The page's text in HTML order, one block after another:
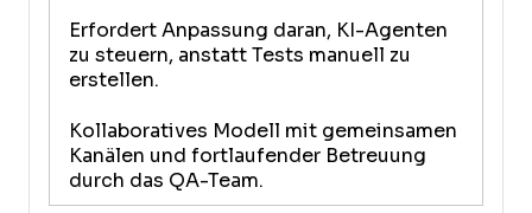
Erfordert Anpassung daran, KI-Agenten
zu steuern, anstatt Tests manuell zu
erstellen.
Kollaboratives Modell mit gemeinsamen
Kanälen und fortlaufender Betreuung
durch das QA-Team.